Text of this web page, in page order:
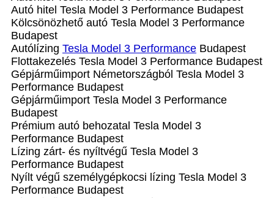
Autó hitel Tesla Model 3 Performance Budapest
Kölcsönözhető autó Tesla Model 3 Performance
Budapest
Autólízing Tesla Model 3 Performance Budapest
Flottakezelés Tesla Model 3 Performance Budapest
Gépjárműimport Németországból Tesla Model 3
Performance Budapest
Gépjárműimport Tesla Model 3 Performance
Budapest
Prémium autó behozatal Tesla Model 3
Performance Budapest
Lízing zárt- és nyíltvégű Tesla Model 3
Performance Budapest
Nyílt végű személygépkocsi lízing Tesla Model 3
Performance Budapest